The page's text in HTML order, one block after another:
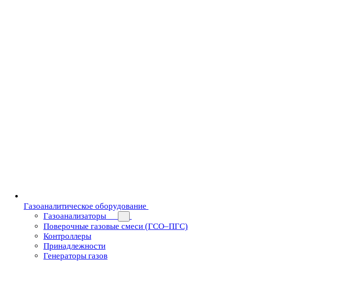
Газоаналитическое оборудование
Газоанализаторы
Поверочные газовые смеси (ГСО–ПГС)
Контроллеры
Принадлежности
Генераторы газов